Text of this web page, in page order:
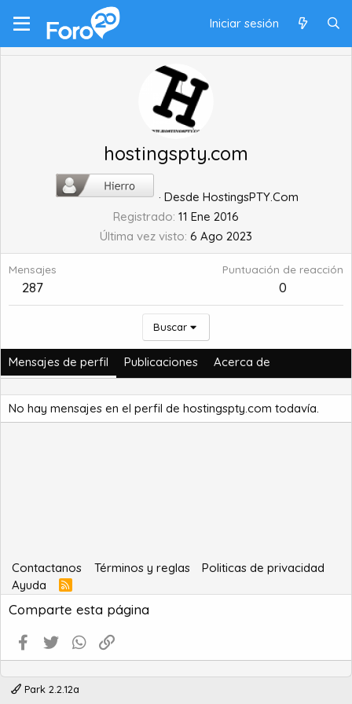
Iniciar sesión
hostingspty.com
· Desde HostingsPTY.Com
Registrado 11 Ene 2016
Última vez visto 6 Ago 2023
Mensajes
287
Puntuación de reacción
0
Buscar
Mensajes de perfil Publicaciones Acerca de
No hay mensajes en el perfil de hostingspty.com todavía.
Contactanos Términos y reglas
Politicas de privacidad
Ayuda
R
S
S
Comparte esta página
Facebook
Twitter WhatsApp
Park 2.2.12a